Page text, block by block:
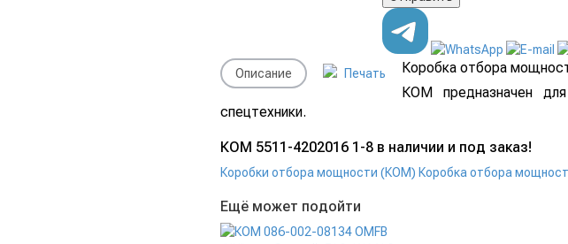
Описание Печать
Коробка отбора
КОМ предназначен
спецтехники.
КОМ 5511-4202016 1-8 в наличии и под заказ!
Коробки отбора мощности (КОМ) Коробка отбора
Ещё может подойти